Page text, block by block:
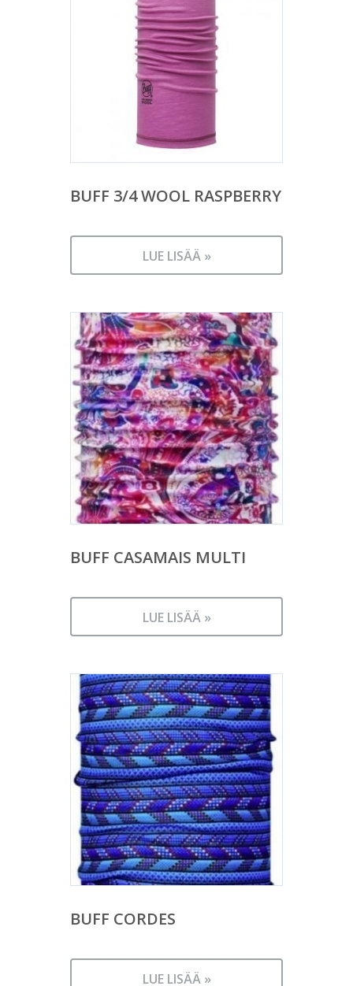
BUFF 3/4 WOOL RASPBERRY
LUE LISÄÄ »
BUFF CASAMAIS MULTI
LUE LISÄÄ »
BUFF CORDES
LUE LISÄÄ »